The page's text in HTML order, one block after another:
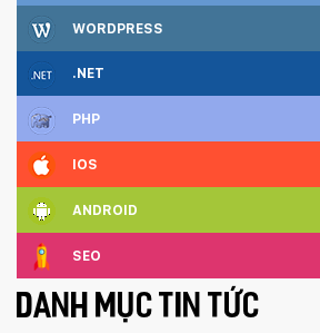
WORDPRESS
.NET
PHP
IOS
ANDROID
SEO
DANH MỤC TIN TỨC
Website:quanly.mona.media